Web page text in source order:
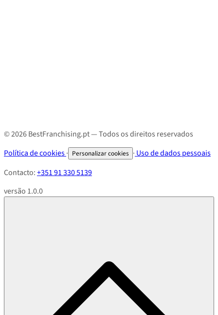
© 2026 BestFranchising.pt — Todos os direitos reservados
Política de cookies· Personalizar cookies · Uso de dados pessoais
Contacto:+351 91 330 5139
versão 1.0.0